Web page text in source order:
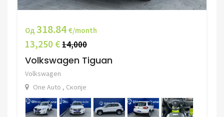
Од 318.84 €/month
13,250 €14,000
Volkswagen Tiguan
Volkswagen
One Auto , Скопје